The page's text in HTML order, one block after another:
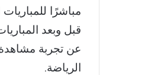
قبل وبعد
عن تجربة
الرياضة.